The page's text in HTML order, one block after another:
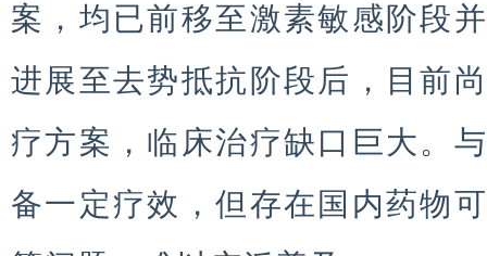
案，均已前移至激素敏感阶段
进展至去势抵抗阶段后，目前
疗方案，临床治疗缺口巨大。
备一定疗效，但存在国内药物